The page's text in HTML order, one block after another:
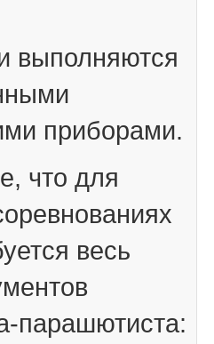
выполняются
приборами.
что для
весь
парашютиста: